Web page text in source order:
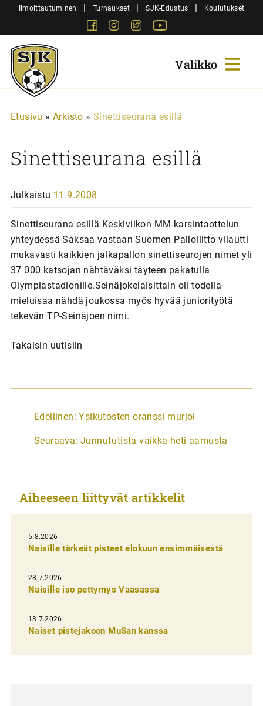
SiirryIlmoittautuminen | Turnaukset | SJK-Edustus | Koulutukset
FacebookInstagram
Twitter
Sjk-
Juniorit
Etusivu » Arkisto » Sinettiseurana esillä
Sinettiseurana esillä
Julkaistu 11.9.2008
Sinettiseurana esillä Keskiviikon MM-karsintaottelun
yhteydessä Saksaa vastaan Suomen Palloliitto vilautti
mukavasti kaikkien jalkapallon sinettiseurojen nimet yli
37 000 katsojan nähtäväksi täyteen pakatulla
Olympiastadionille.Seinäjokelaisittain oli todella
mieluisaa nähdä joukossa myös hyvää juniorityötä
tekevän TP-Seinäjoen nimi.
Takaisin uutisiin
A
t
k
e
l
i
e
n
e
Edellinen: Ysikutosten oranssi murjoi
Seuraava: Junnufutista vaikka heti aamusta
Aiheeseen liittyvät artikkelit
5.8.2026
Naisille tärkeät pisteet elokuun ensimmäisestä
28.7.2026
Naisille iso pettymys Vaasassa
13.7.2026
Naiset pistejakoon MuSan kanssa